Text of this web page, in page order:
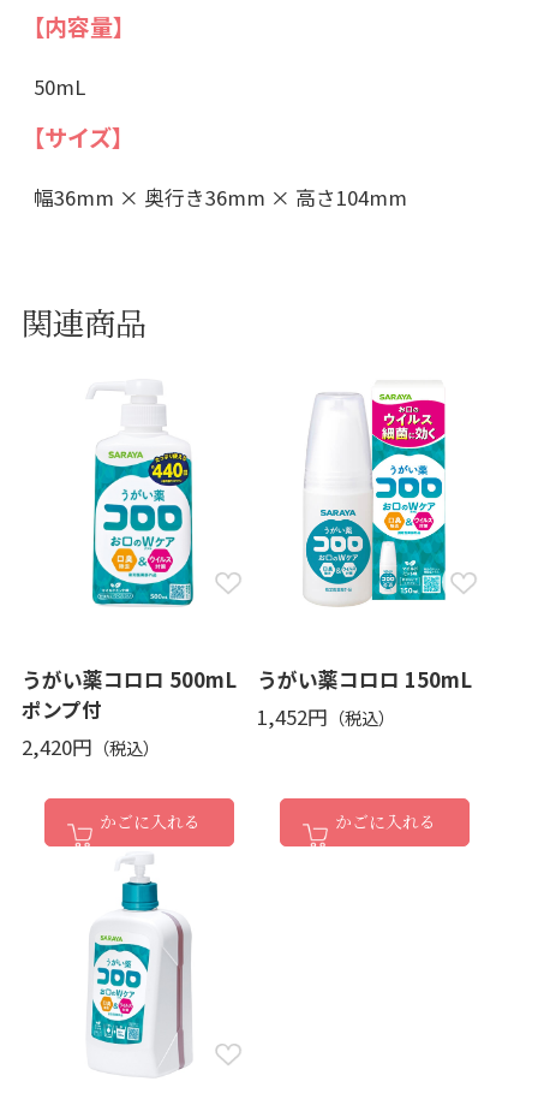
【内容量】
50mL
【サイズ】
幅36mm × 奥行き36mm × 高さ104mm
関連商品
うがい薬コロロ 500mL
ポンプ付
2,420円
かごに入れる
うがい薬コロロ 150mL
1,452円
かごに入れる